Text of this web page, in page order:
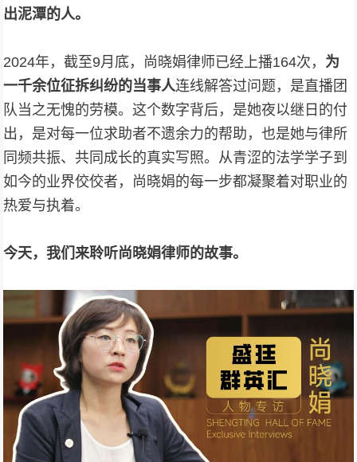
出泥潭的人。
2024年，截至9月底，尚晓娟律师已经上播164次， 为
一千余位征拆纠纷的当事人连线解答过问题，是直播团
队当之无愧的劳模。这个数字背后，是她夜以继日的付
出，是对每一位求助者不遗余力的帮助，也是她与律所
同频共振、共同成长的真实写照。从青涩的法学学子到
如今的业界佼佼者，尚晓娟的每一步都凝聚着对职业的
热爱与执着。
今天，我们来聆听尚晓娟律师的故事。